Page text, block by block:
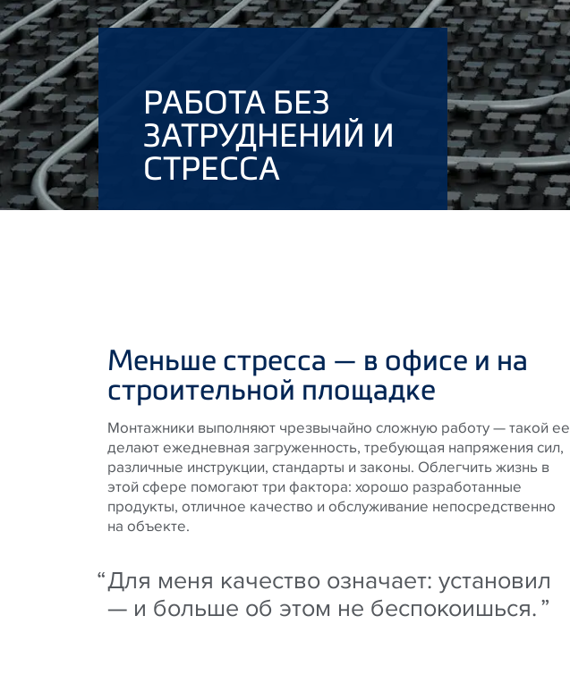
РАБОТА БЕЗ
ЗАТРУДНЕНИЙ И
СТРЕССА
Меньше стресса — в офисе и на
строительной площадке
Монтажники выполняют чрезвычайно сложную работу — такой ее
делают ежедневная загруженность, требующая напряжения сил,
различные инструкции, стандарты и законы. Облегчить жизнь в
этой сфере помогают три фактора: хорошо разработанные
продукты, отличное качество и обслуживание непосредственно
на объекте.
Для меня качество означает: установил
— и больше об этом не беспокоишься.